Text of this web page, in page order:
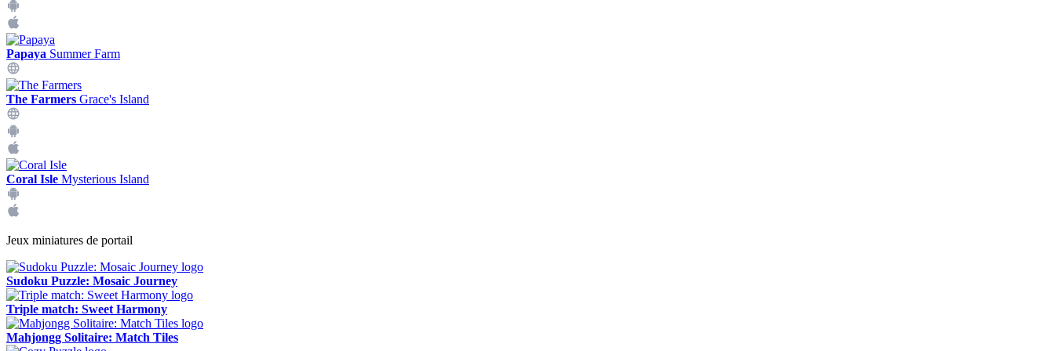
Papaya Summer Farm
The Farmers Grace's Island
Coral Isle Mysterious Island
Jeux miniatures de portail
Sudoku Puzzle: Mosaic Journey
Triple match: Sweet Harmony
Mahjongg Solitaire: Match Tiles